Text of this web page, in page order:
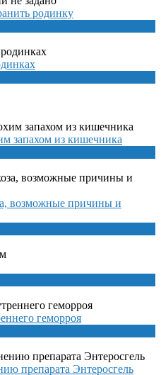
родинку
запахом из кишечника
возможные причины и
геморроя
препарата Энтеросгель